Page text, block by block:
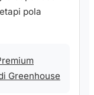
pola
Greenhouse